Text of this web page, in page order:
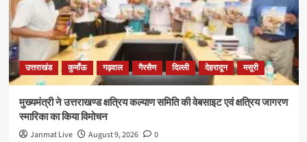
उत्तराखंड कुमाँऊ गढ़वाल गैरसैण दिल्ली देहरादून मसूरी
मुख्यमंत्री ने उत्तराखण्ड क्षत्रिय कल्याण समिति की वेबसाइट एवं क्षत्रिय जागरण
स्मारिका का किया विमोचन
Janmat Live August 9, 2026 0